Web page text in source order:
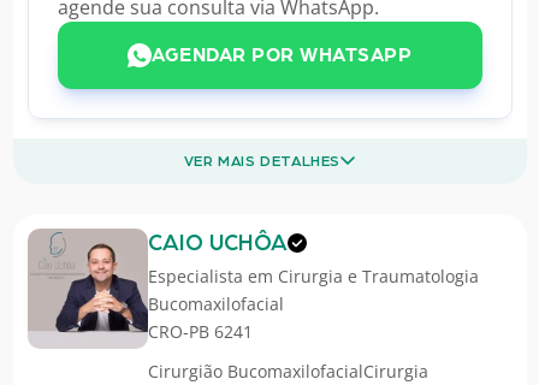
agende sua consulta via WhatsApp.
AGENDAR POR WHATSAPP
VER MAIS DETALHES
CAIO UCHÔA
Especialista em Cirurgia e Traumatologia
Bucomaxilofacial
CRO-PB 6241
Cirurgião BucomaxilofacialCirurgia